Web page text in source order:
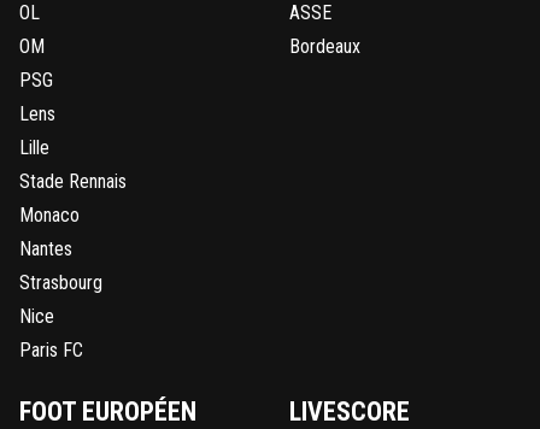
OL
OM
PSG
Lens
Lille
Stade Rennais
Monaco
Nantes
Strasbourg
Nice
Paris FC
ASSE
Bordeaux
FOOT EUROPÉEN LIVESCORE